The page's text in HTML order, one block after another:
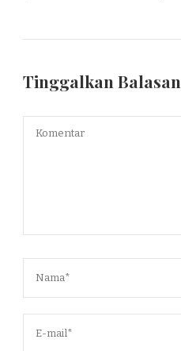
Tinggalkan Balasan